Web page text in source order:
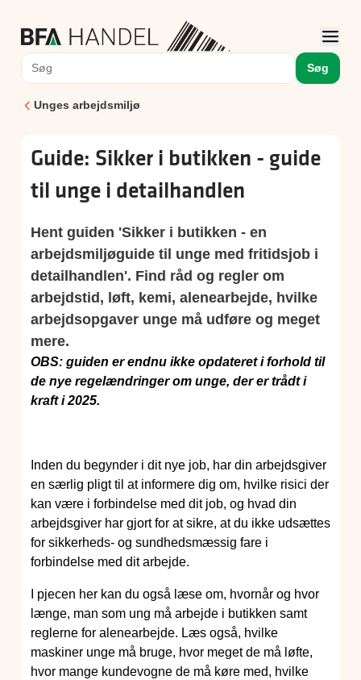
Søg
Unges arbejdsmiljø
Guide: Sikker i butikken - guide
til unge i detailhandlen
Hent guiden 'Sikker i butikken - en
arbejdsmiljøguide til unge med fritidsjob i
detailhandlen'. Find råd og regler om
arbejdstid, løft, kemi, alenearbejde, hvilke
arbejdsopgaver unge må udføre og meget
mere.
OBS: guiden er endnu ikke opdateret i forhold til
de nye regelændringer om unge, der er trådt i
kraft i 2025.
Inden du begynder i dit nye job, har din arbejdsgiver
en særlig pligt til at informere dig om, hvilke risici der
kan være i forbindelse med dit job, og hvad din
arbejdsgiver har gjort for at sikre, at du ikke udsættes
for sikkerheds- og sundhedsmæssig fare i
forbindelse med dit arbejde.
I pjecen her kan du også læse om, hvornår og hvor
længe, man som ung må arbejde i butikken samt
reglerne for alenearbejde. Læs også, hvilke
maskiner unge må bruge, hvor meget de må løfte,
hvor mange kundevogne de må køre med, hvilke